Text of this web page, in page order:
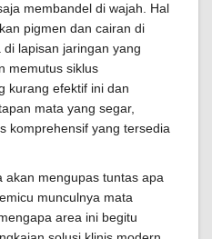
membandel di wajah. Hal
pigmen dan cairan di
lapisan jaringan yang
memutus siklus
kurang efektif ini dan
mata yang segar,
komprehensif yang tersedia
akan mengupas tuntas apa
munculnya mata
area ini begitu